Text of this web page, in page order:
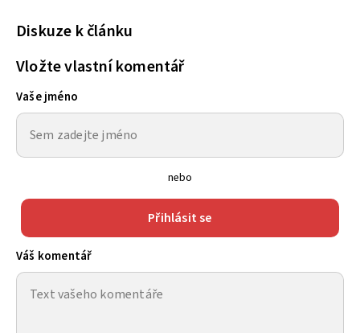
Diskuze k článku
Vložte vlastní komentář
Vaše jméno
nebo
Přihlásit se
Váš komentář